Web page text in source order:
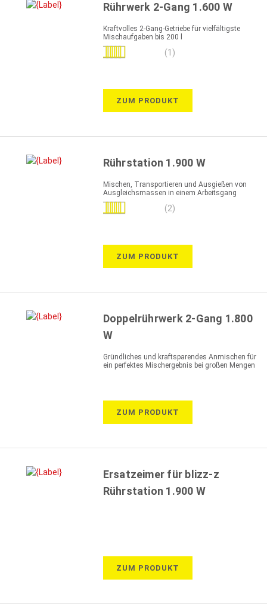
Rührwerk 2-Gang 1.600 W
Kraftvolles 2-Gang-Getriebe für vielfältigste
Mischaufgaben bis 200 l
Bewertung:
(1)
ZUM PRODUKT
Rührstation 1.900 W
Mischen, Transportieren und Ausgießen von
Ausgleichsmassen in einem Arbeitsgang
Bewertung:
(2)
ZUM PRODUKT
Doppelrührwerk 2-Gang 1.800
W
Gründliches und kraftsparendes Anmischen für
ein perfektes Mischergebnis bei großen Mengen
ZUM PRODUKT
Ersatzeimer für blizz-z
Rührstation 1.900 W
ZUM PRODUKT